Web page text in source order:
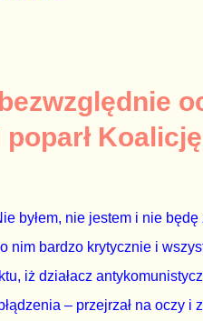
przez prezydenta do
ustaw) chodziło
Ziobry. W poprzednich
nowych ustawach Ziobro ma
byłem, nie jestem i nie
nim bardzo krytycznie i
iż działacz
– przejrzał na oczy i